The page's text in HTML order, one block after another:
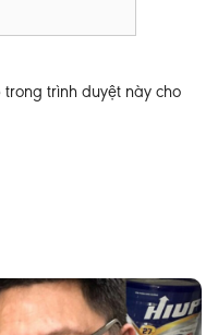
trình duyệt này cho